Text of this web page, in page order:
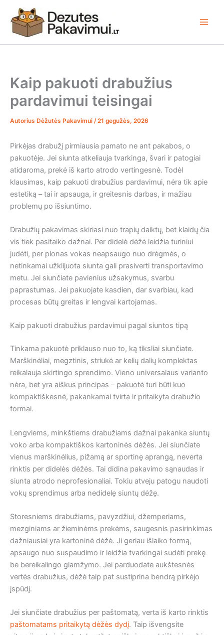
Pereiti
prie
turinio
Kaip pakuoti drabužius
pardavimui teisingai
Autorius Dėžutės Pakavimui /21 gegužės, 2026
Pirkėjas drabužį pirmiausia pamato ne ant pakabos, o
pakuotėje. Jei siunta atkeliauja tvarkinga, švari ir patogiai
atidaroma, prekė iš karto atrodo vertingesnė. Todėl
klausimas, kaip pakuoti drabužius pardavimui, nėra tik apie
estetiką – tai ir apsauga, ir greitesnis darbas, ir mažiau
problemų po išsiuntimo.
Drabužių pakavimas skiriasi nuo trapių daiktų, bet klaidų čia
vis tiek pasitaiko dažnai. Per didelė dėžė leidžia turiniui
judėti, per plonas vokas neapsaugo nuo drėgmės, o
netinkamai užklijuota siunta gali prasiverti transportavimo
metu. Jei siunčiate pavienius užsakymus, svarbu
paprastumas. Jei pakuojate kasdien, dar svarbiau, kad
procesas būtų greitas ir lengvai kartojamas.
Kaip pakuoti drabužius pardavimui pagal siuntos tipą
Tinkama pakuotė priklauso nuo to, ką tiksliai siunčiate.
Marškinėliai, megztinis, striukė ar kelių dalių komplektas
reikalauja skirtingo sprendimo. Vieno universalaus varianto
nėra, bet yra aiškus principas – pakuotė turi būti kuo
kompaktiškesnė, pakankamai tvirta ir pritaikyta drabužio
formai.
Lengviems, minkštiems drabužiams dažnai pakanka siuntų
voko arba kompaktiškos kartoninės dėžės. Jei siunčiate
vienus marškinėlius, pižamą ar sportinę aprangą, neverta
rinktis per didelės dėžės. Tai didina pakavimo sąnaudas ir
siunta atrodo neprofesionaliai. Tokiu atveju patogu naudoti
vokų sprendimus arba nedidelę siuntų dėžę.
Storesniems drabužiams, pavyzdžiui, džemperiams,
mezginiams ar žieminėms prekėms, saugesnis pasirinkimas
dažniausiai yra kartoninė dėžė. Ji geriau išlaiko formą,
apsaugo nuo suspaudimo ir leidžia tvarkingai sudėti prekę
be bereikalingo glamžymo. Jei parduodate aukštesnės
vertės drabužius, dėžė taip pat sustiprina bendrą pirkėjo
įspūdį.
Jei siunčiate drabužius per paštomatą, verta iš karto rinktis
paštomatams pritaikytą dėžės dydį. Taip išvengsite